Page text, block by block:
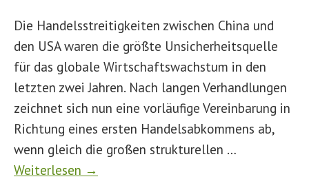
Die Handelsstreitigkeiten zwischen China und
den USA waren die größte Unsicherheitsquelle
für das globale Wirtschaftswachstum in den
letzten zwei Jahren. Nach langen Verhandlungen
zeichnet sich nun eine vorläufige Vereinbarung in
Richtung eines ersten Handelsabkommens ab,
wenn gleich die großen strukturellen …
Weiterlesen →